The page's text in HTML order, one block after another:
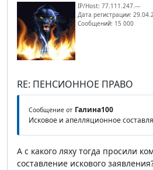
IP/Host: 77.111.247.---
Дата регистрации:
Сообщений: 15 000
RE: ПЕНСИОННОЕ ПРАВО
Сообщение от Галина100
Исковое и апелляционное
А с какого ляху тогда просили
составление искового